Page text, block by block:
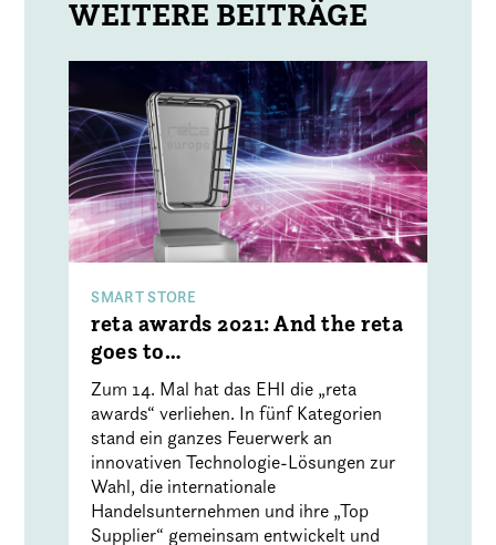
SMART STORE
reta awards 2021: And the reta
goes to…
Zum 14. Mal hat das EHI die „reta
awards“ verliehen. In fünf Kategorien
stand ein ganzes Feuerwerk an
innovativen Technologie-Lösungen zur
Wahl, die internationale
Handelsunternehmen und ihre „Top
Supplier“ gemeinsam entwickelt und